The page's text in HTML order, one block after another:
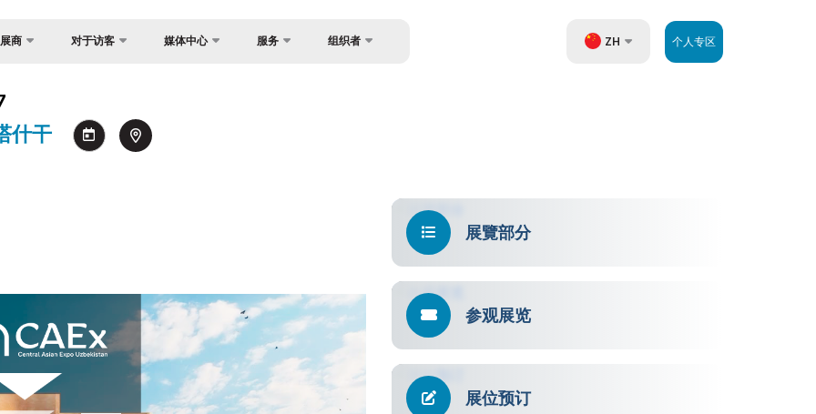
商 对于访客
参观展览
媒体中心 服务 组织者 ZH 个人专区
什干
展覽部分
参观展览
展位预订